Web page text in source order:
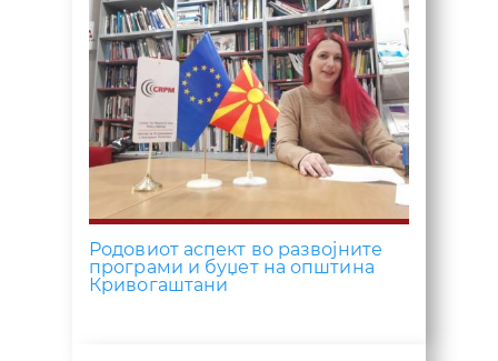
Родовиот аспект во развојните
програми и буџет на општина
Кривогаштани